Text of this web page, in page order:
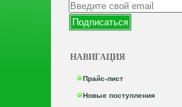
НАВИГАЦИЯ
Прайс-лист
Новые поступления